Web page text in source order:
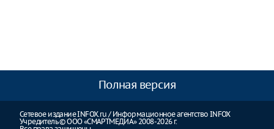
Полная версия
Сетевое издание INFOX.ru / Информационное агентство INFOX
Учредитель © ООО «СМАРТМЕДИА» 2008-2026 г.